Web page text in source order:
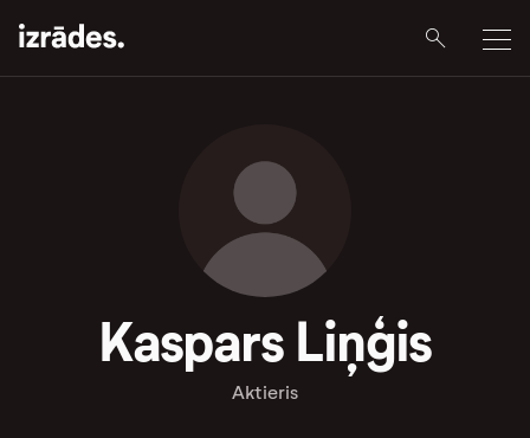
Kaspars Liņģis
Aktieris